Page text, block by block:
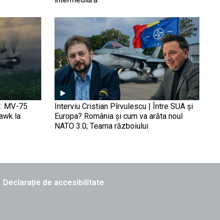
pentru România | Hari
Bucur-Marcu, la Obiectiv
EuroAtlantic
„Portavioane de buzunar”
pe Marea Neagră: Ucraina
a utilizat dronele Katran,
înarmate cu torpile, pentru
a anihila radarele rusești
Imaginile din satelit
confirmă dezastrul
(FOTO/VIDEO). Baza de
drone a Rusiei din
miliarde din SAFE? Și cum
MV-75
la
Interviu Cristian Pîrvulescu | Între SUA și
Europa? România și cum va arăta noul
NATO 3.0; Teama războiului
Declarație de accesibilitate